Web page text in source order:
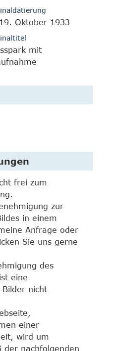
Oktober 1933
mit
frei zum
zur
in einem
Anfrage oder
Sie uns gerne
des
eine
nicht
einer
wird um
der nachfolgenden